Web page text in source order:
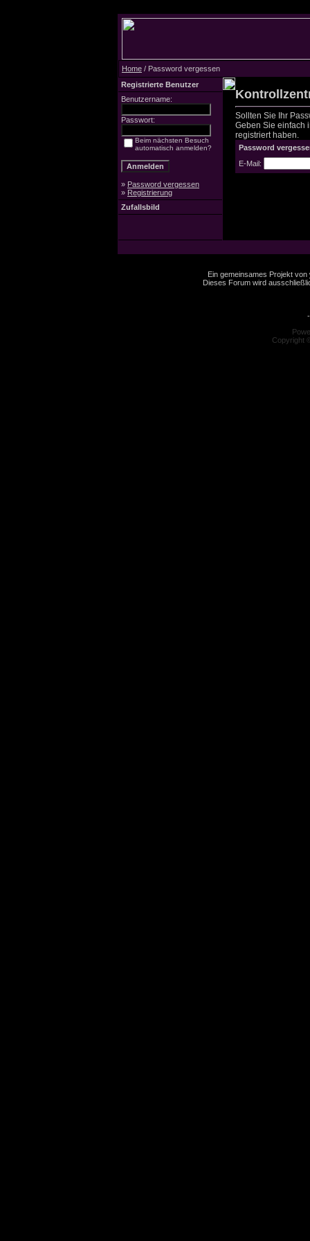
Home / Password vergessen
Registrierte Benutzer
Benutzername:
Passwort:
Beim nächsten Besuch
automatisch anmelden?
» Password vergessen
» Registrierung
Zufallsbild
Sollten Sie Ihr
Geben Sie einfach
registriert haben.
Password
E-Mail:
Ein gemeinsames Projekt von
Dieses Forum wird
Copyright